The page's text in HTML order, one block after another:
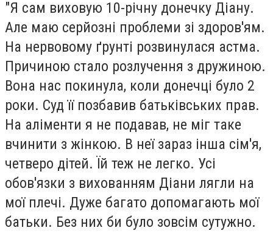
"Я сам виховую 10-річну донечку Діану.
Але маю серйозні проблеми зі здоров'ям.
На нервовому ґрунті розвинулася астма.
Причиною стало розлучення з дружиною.
Вона нас покинула, коли донечці було 2
роки. Суд її позбавив батьківських прав.
На аліменти я не подавав, не міг таке
вчинити з жінкою. В неї зараз інша сім'я,
четверо дітей. Їй теж не легко. Усі
обов'язки з вихованням Діани лягли на
мої плечі. Дуже багато допомагають мої
батьки. Без них би було зовсім сутужно.